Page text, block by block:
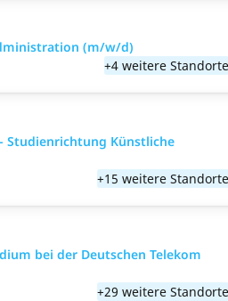
(m/w/d)
+4 weitere Standorte
Studienrichtung Künstliche
+15 weitere Standorte
bei der Deutschen Telekom
+29 weitere Standorte